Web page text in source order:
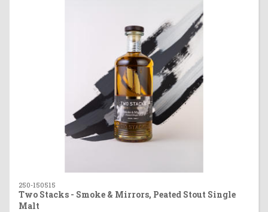
250-150515
Two Stacks - Smoke & Mirrors, Peated Stout Single
Malt